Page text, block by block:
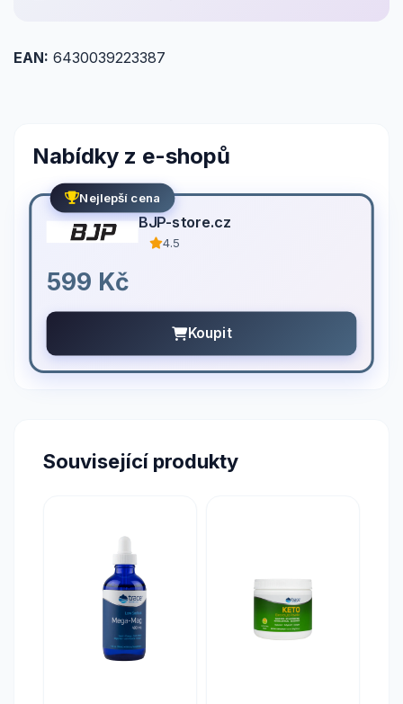
EAN: 6430039223387
Nabídky z e-shopů
Nejlepší cena
BJP-store.cz
4.5
599 Kč
Koupit
Související produkty